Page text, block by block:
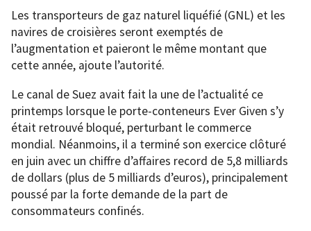
Les transporteurs de gaz naturel liquéfié (GNL) et les
navires de croisières seront exemptés de
l’augmentation et paieront le même montant que
cette année, ajoute l’autorité.
Le canal de Suez avait fait la une de l’actualité ce
printemps lorsque le porte-conteneurs Ever Given s’y
était retrouvé bloqué, perturbant le commerce
mondial. Néanmoins, il a terminé son exercice clôturé
en juin avec un chiffre d’affaires record de 5,8 milliards
de dollars (plus de 5 milliards d’euros), principalement
poussé par la forte demande de la part de
consommateurs confinés.